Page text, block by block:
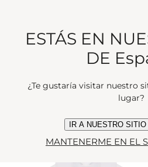
Podemos
LUNA
perfumado con naranja, jazmín
abeto. Entréguese.
Eau de Toilette
ESTÁS EN
DE
¿Te gustaría visitar nuestro
lugar?
IR A NUESTRO
MANTENERME EN EL